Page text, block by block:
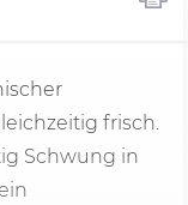
frisch.
Schwung in